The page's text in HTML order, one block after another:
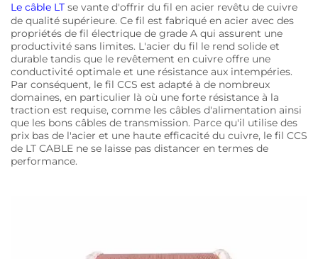
Le câble LT se vante d'offrir du fil en acier revêtu de cuivre
de qualité supérieure. Ce fil est fabriqué en acier avec des
propriétés de fil électrique de grade A qui assurent une
productivité sans limites. L'acier du fil le rend solide et
durable tandis que le revêtement en cuivre offre une
conductivité optimale et une résistance aux intempéries.
Par conséquent, le fil CCS est adapté à de nombreux
domaines, en particulier là où une forte résistance à la
traction est requise, comme les câbles d'alimentation ainsi
que les bons câbles de transmission. Parce qu'il utilise des
prix bas de l'acier et une haute efficacité du cuivre, le fil CCS
de LT CABLE ne se laisse pas distancer en termes de
performance.